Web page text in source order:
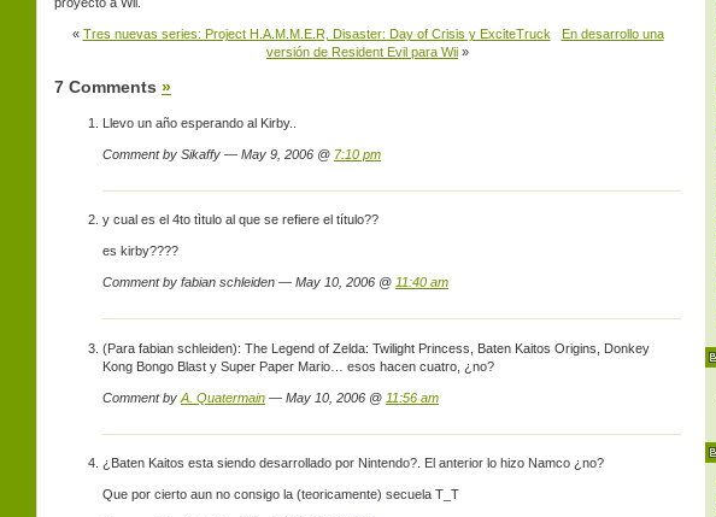
« Tres nuevas series: Project H.A.M.M.E.R, Disaster: Day of Crisis y ExciteTruck
En desarrollo una
versión de Resident Evil para Wii »
7 Comments »
Llevo un año esperando al Kirby..
Comment by Sikaffy — May 9, 2006 @ 7:10 pm
y cual es el 4to tìtulo al que se refiere el título??
es kirby????
Comment by fabian schleiden — May 10, 2006 @ 11:40 am
(Para fabian schleiden): The Legend of Zelda: Twilight Princess, Baten Kaitos Origins, Donkey
Kong Bongo Blast y Super Paper Mario… esos hacen cuatro, ¿no?
Comment by A. Quatermain — May 10, 2006 @ 11:56 am
¿Baten Kaitos esta siendo desarrollado por Nintendo?. El anterior lo hizo Namco ¿no?
Que por cierto aun no consigo la (teoricamente) secuela T_T